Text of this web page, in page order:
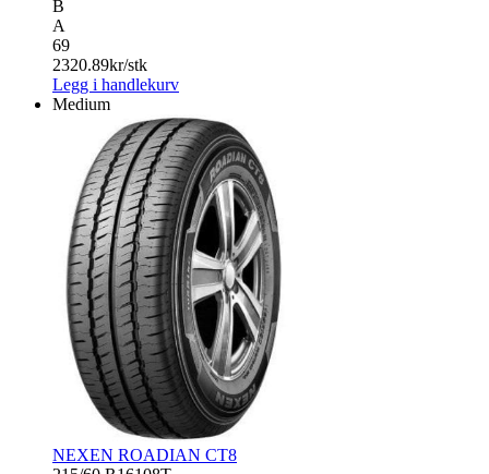
B
A
69
2320.89kr/stk
Legg i handlekurv
Medium
NEXEN ROADIAN CT8